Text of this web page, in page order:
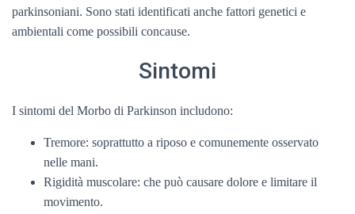
parkinsoniani. Sono stati identificati anche fattori genetici e
ambientali come possibili concause.
Sintomi
I sintomi del Morbo di Parkinson includono:
Tremore: soprattutto a riposo e comunemente osservato
nelle mani.
Rigidità muscolare: che può causare dolore e limitare il
movimento.